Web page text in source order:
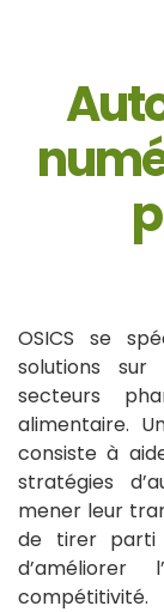
OSICS se
solutions
secteurs
alimentaire.
consiste à
stratégies
mener leur
de tirer parti
compétitivité.